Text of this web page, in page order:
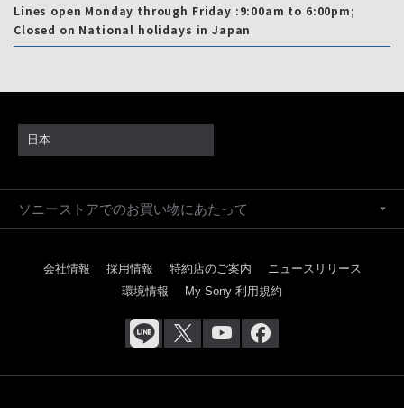
Lines open Monday through Friday :9:00am to 6:00pm;
Closed on National holidays in Japan
日本
ソニーストアでのお買い物にあたって
会社情報 採用情報 特約店のご案内
ニュースリリース
環境情報
My Sony 利用規約